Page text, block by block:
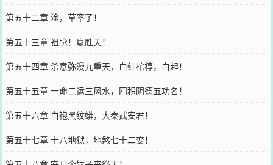
第五十二章 淦，草率了！
第五十三章 祖脉！嬴胜天！
第五十四章 杀意弥漫九重天，血红棺椁，白起！
第五十五章 一命二运三风水，四积阴德五功名！
第五十六章 白袍黑纹蟒，大秦武安君！
第五十七章 十八地狱，地煞七十二变！